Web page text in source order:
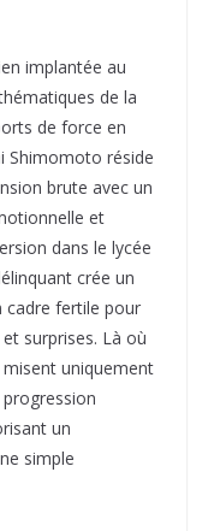
implantée au
de la
de force en
Shimomoto réside
brute avec un
et
dans le lycée
crée un
cadre fertile pour
surprises. Là où
uniquement
un
simple